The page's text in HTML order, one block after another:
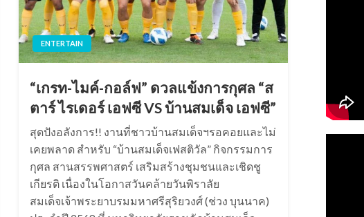
ENTERTAIN
“เกรท-ไมค์-กอล์ฟ” ดวลแข้งการกุศล “ส
ตาร์ ไรเดอร์ เอฟซี VS บ้านสมเด็จ เอฟซี”
สุดปังอลังการ!! งานที่ชาวบ้านสมเด็จฯรอคอยและไม่
เคยพลาด สำหรับ “บ้านสมเด็จเฟสติวัล” กิจกรรมการ
กุศล สานสรรพศาสตร์ เสริมสร้างชุมชนและเชิดชู
เกียรติ เนื่องในโอกาสวันคล้ายวันพิราลัย
สมเด็จเจ้าพระยาบรมมหาศรีสุริยวงศ์ (ช่วง บุนนาค)